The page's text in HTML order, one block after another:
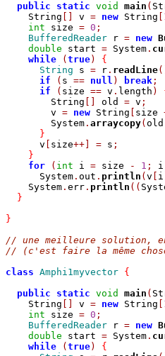
public
static void main (
    String
v = new String
int size = 0 ;
BufferedReader r = new
double start = System .
while
( true)
{
String s = r . readLine
if
( s == null ) break ;
if
( size == v . length )
        String
old = v ;
        v
= new String size
        System
. arraycopy( old
}
      v
size++] = s ;
}
for
( int i = size - 1 ; i
      System
. out . println ( v i
    System
. err . println ((
}
}
// une meilleure solution,
// (c'est faire la même
class Amphi1myvector {
public
static void main (
    String
v = new String
int size = 0 ;
BufferedReader r = new
double start = System .
while
( true)
{